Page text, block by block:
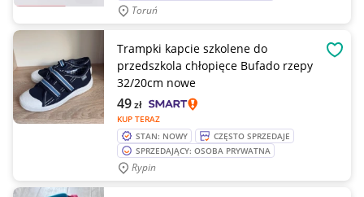
Toruń
Trampki kapcie szkolene do
przedszkola chłopięce Bufado rzepy
32/20cm nowe
KUP TERAZ
49zł
STAN: NOWY
CZĘSTO SPRZEDAJE
SPRZEDAJĄCY: OSOBA PRYWATNA
Rypin